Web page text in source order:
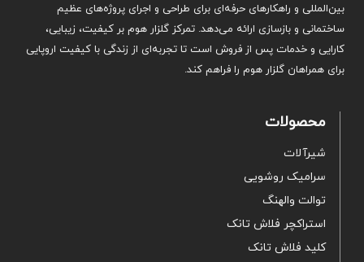
بین‌المللی و راهکارهای حرفه‌ای برای طراحی و اجرای پروژه‌های عظیم
ساختمانی و بازسازی ارائه می‌دهد. تمرکز گلزار هوم بر کیفیت، زیبایی،
کارایی و خدمات پس از فروش است تا تجربه‌ای از زندگی با کیفیت اروپایی
برای همراهان گلزار هوم را فراهم کند.
محصولات
شیرآلات
سرامیک روشویی
توالت والهنگ
استراکچر فلاش تانک
کلید فلاش تانک